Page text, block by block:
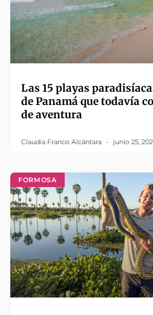
Las 15 playas
de Panamá que todavía
de aventura
Claudia Franco Alcántara junio 25,
FORMOSA